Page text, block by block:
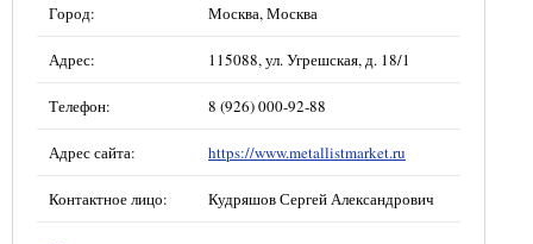
Город: Москва, Москва
Адрес: 115088, ул. Угрешская, д. 18/1
Телефон: 8 (926) 000-92-88
Адрес сайта: https://www.metallistmarket.ru
Контактное лицо: Кудряшов Сергей Александрович